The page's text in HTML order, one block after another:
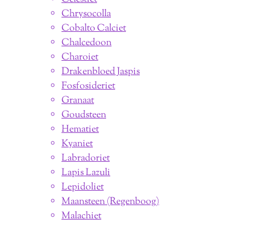
Chrysocolla
Cobalto Calciet
Chalcedoon
Charoiet
Drakenbloed Jaspis
Fosfosideriet
Granaat
Goudsteen
Hematiet
Kyaniet
Labradoriet
Lapis Lazuli
Lepidoliet
Maansteen (Regenboog)
Malachiet